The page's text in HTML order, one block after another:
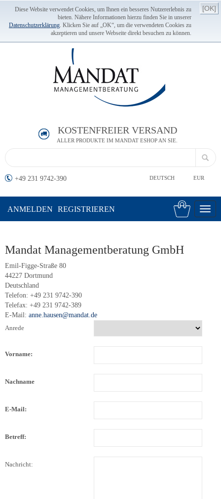
Diese Website verwendet Cookies, um Ihnen ein besseres Nutzererlebnis zu
bieten. Nähere Informationen hierzu finden Sie in unserer
Datenschutzerklärung. Klicken Sie auf „OK“, um die verwendeten Cookies zu
akzeptieren und unsere Webseite direkt besuchen zu können.
[OK]
KOSTENFREIER VERSAND
ALLER PRODUKTE IM MANDAT ESHOP AN SIE.
+49 231 9742-390 DEUTSCH EUR
ANMELDEN REGISTRIEREN
Mandat Managementberatung GmbH
Emil-Figge-Straße 80
44227 Dortmund
Deutschland
Telefon: +49 231 9742-390
Telefax: +49 231 9742-389
E-Mail: anne.hausen@mandat.de
Anrede
Vorname:
Nachname
E-Mail:
Betreff:
Nachricht: